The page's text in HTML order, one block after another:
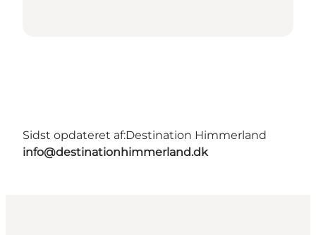
Sidst opdateret af:Destination Himmerland
info@destinationhimmerland.dk